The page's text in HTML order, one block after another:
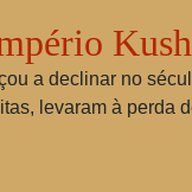
a declinar no
levaram à perda